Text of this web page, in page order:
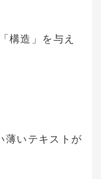
構造」を与え
薄いテキストが